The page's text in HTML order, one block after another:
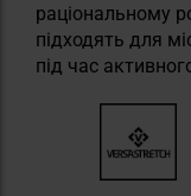
раціональному
підходять для
під час